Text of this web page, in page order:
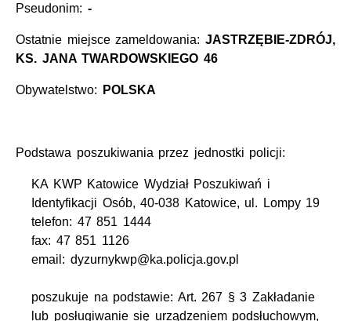
Pseudonim: -
Ostatnie miejsce zameldowania: JASTRZĘBIE-ZDRÓJ,
KS. JANA TWARDOWSKIEGO 46
Obywatelstwo: POLSKA
Podstawa poszukiwania przez jednostki policji:
KA KWP Katowice Wydział Poszukiwań i
Identyfikacji Osób, 40-038 Katowice, ul. Lompy 19
telefon: 47 851 1444
fax: 47 851 1126
email: dyzurnykwp@ka.policja.gov.pl
poszukuje na podstawie: Art. 267 § 3 Zakładanie
lub posługiwanie się urządzeniem podsłuchowym,